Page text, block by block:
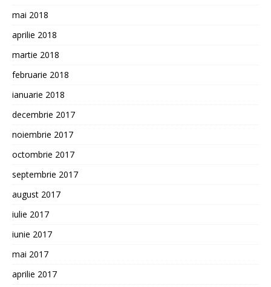
mai 2018
aprilie 2018
martie 2018
februarie 2018
ianuarie 2018
decembrie 2017
noiembrie 2017
octombrie 2017
septembrie 2017
august 2017
iulie 2017
iunie 2017
mai 2017
aprilie 2017